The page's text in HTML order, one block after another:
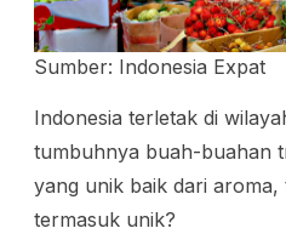
Sumber: Indonesia Expat
Indonesia terletak di
tumbuhnya buah-buahan
yang unik baik dari
termasuk unik?